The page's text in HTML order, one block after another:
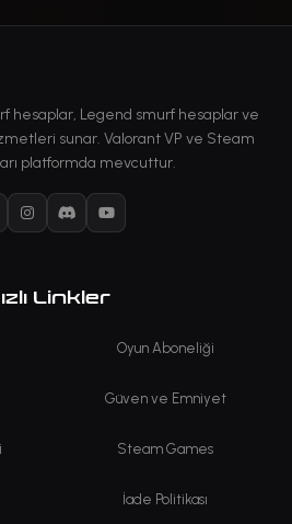
hesaplar, Legend smurf hesaplar ve
sunar. Valorant VP ve Steam
platformda mevcuttur.
InstagramDiscordYouTube
Linkler
Oyun Aboneliği
Güven ve Emniyet
Steam Games
İade Politikası